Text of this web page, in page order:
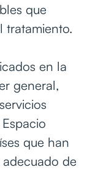
que
tratamiento.
en la
general,
que han
de